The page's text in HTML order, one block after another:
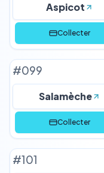
Aspicot
Collecter
#099
Salamèche
Collecter
#101